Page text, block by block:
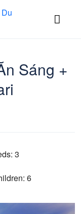
Sáng +
3
6